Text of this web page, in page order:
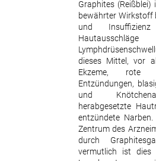
Graphites
bewährter Wirkstoff
und Insuffizienz
dieses Mittel, vor
Ekzeme, rote
Entzündungen,
und
herabgesetzte
entzündete
Zentrum des
durch
vermutlich ist dies